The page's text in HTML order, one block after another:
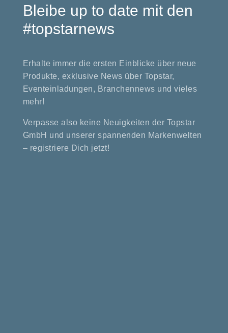
Bleibe up to date mit den
#topstarnews
Erhalte immer die ersten Einblicke über neue
Produkte, exklusive News über Topstar,
Eventeinladungen, Branchennews und vieles
mehr!
Verpasse also keine Neuigkeiten der Topstar
GmbH und unserer spannenden Markenwelten
– registriere Dich jetzt!